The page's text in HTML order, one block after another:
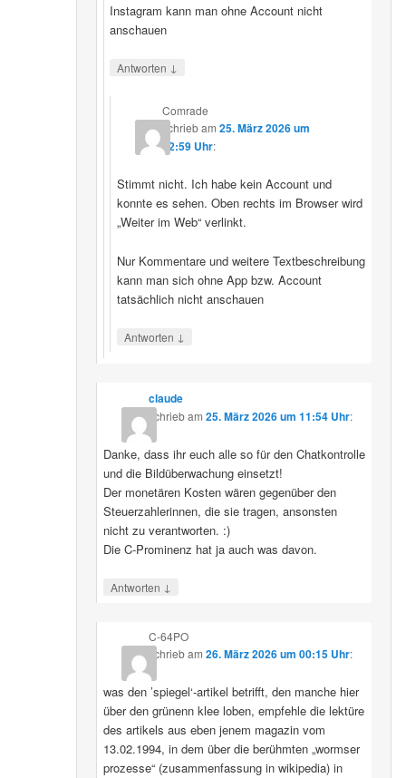
Instagram kann man ohne Account nicht
anschauen
Antworten ↓
Comrade
schriebam 25. März 2026 um
12:59 Uhr:
Stimmt nicht. Ich habe kein Account und
konnte es sehen. Oben rechts im Browser wird
„Weiter im Web“ verlinkt.
Nur Kommentare und weitere Textbeschreibung
kann man sich ohne App bzw. Account
tatsächlich nicht anschauen
Antworten ↓
claude
schriebam 25. März 2026 um 11:54 Uhr:
Danke, dass ihr euch alle so für den Chatkontrolle
und die Bildüberwachung einsetzt!
Der monetären Kosten wären gegenüber den
Steuerzahlerinnen, die sie tragen, ansonsten
nicht zu verantworten. :)
Die C-Prominenz hat ja auch was davon.
Antworten ↓
C-64PO
schriebam 26. März 2026 um 00:15 Uhr:
was den ’spiegel‘-artikel betrifft, den manche hier
über den grünenn klee loben, empfehle die lektüre
des artikels aus eben jenem magazin vom
13.02.1994, in dem über die berühmten „wormser
prozesse“ (zusammenfassung in wikipedia) in